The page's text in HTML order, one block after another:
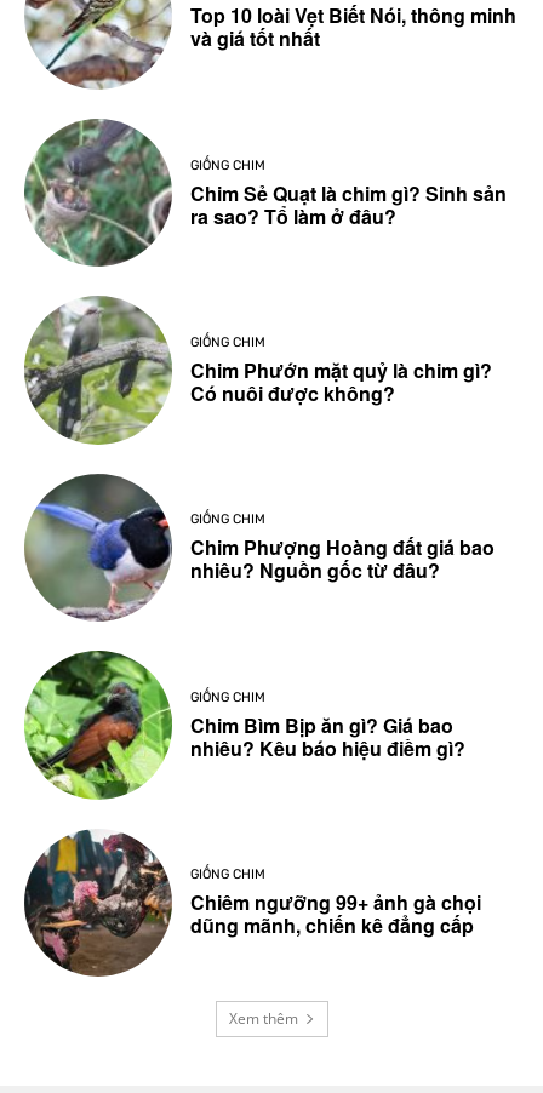
Top 10 loài Vẹt Biết Nói, thông minh
và giá tốt nhất
GIỐNG CHIM
Chim Sẻ Quạt là chim gì? Sinh sản
ra sao? Tổ làm ở đâu?
GIỐNG CHIM
Chim Phướn mặt quỷ là chim gì?
Có nuôi được không?
GIỐNG CHIM
Chim Phượng Hoàng đất giá bao
nhiêu? Nguồn gốc từ đâu?
GIỐNG CHIM
Chim Bìm Bịp ăn gì? Giá bao
nhiêu? Kêu báo hiệu điềm gì?
GIỐNG CHIM
Chiêm ngưỡng 99+ ảnh gà chọi
dũng mãnh, chiến kê đẳng cấp
Xem thêm